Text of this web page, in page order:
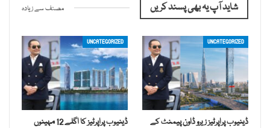
شاید آپ یہ بھی پسند کریں مصنف سے زیادہ
UNCATEGORIZED
ڈینیوب پراپرٹیز زیرو ڈاون پیمنٹ کے
UNCATEGORIZED
ڈینیوب پراپرٹیز کا اگلے 12 مہینوں